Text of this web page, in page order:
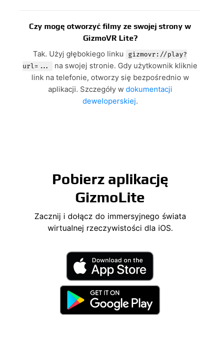
Czy mogę otworzyć filmy ze swojej strony w
GizmoVR Lite?
Tak. Użyj głębokiego linku
gizmovr://play?
url=...
na swojej stronie. Gdy użytkownik kliknie
link na telefonie, otworzy się bezpośrednio w
aplikacji. Szczegóły w dokumentacji
deweloperskiej.
Pobierz aplikację
GizmoLite
Zacznij i dołącz do immersyjnego świata
wirtualnej rzeczywistości dla iOS.